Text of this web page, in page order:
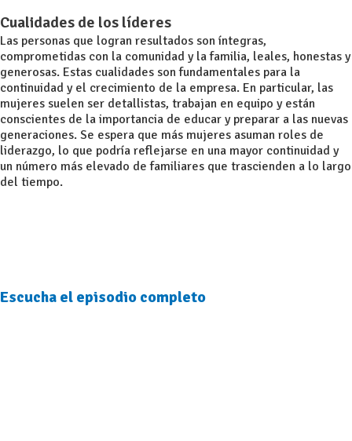
Cualidades de los líderes
Las personas que logran resultados son íntegras,
comprometidas con la comunidad y la familia, leales, honestas y
generosas. Estas cualidades son fundamentales para la
continuidad y el crecimiento de la empresa. En particular, las
mujeres suelen ser detallistas, trabajan en equipo y están
conscientes de la importancia de educar y preparar a las nuevas
generaciones. Se espera que más mujeres asuman roles de
liderazgo, lo que podría reflejarse en una mayor continuidad y
un número más elevado de familiares que trascienden a lo largo
del tiempo.
Escucha el episodio completo